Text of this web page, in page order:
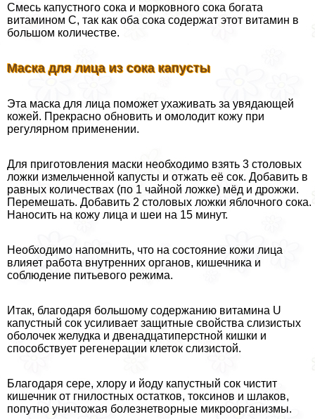
Смесь капустного сока и морковного сока богата
витамином C, так как оба сока содержат этот витамин в
большом количестве.
Маска для лица из сока капусты
Эта маска для лица поможет ухаживать за увядающей
кожей. Прекрасно обновить и омолодит кожу при
регулярном применении.
Для приготовления маски необходимо взять 3 столовых
ложки измельченной капусты и отжать её сок. Добавить в
равных количествах (по 1 чайной ложке) мёд и дрожжи.
Перемешать. Добавить 2 столовых ложки яблочного сока.
Наносить на кожу лица и шеи на 15 минут.
Необходимо напомнить, что на состояние кожи лица
влияет работа внутренних органов, кишечника и
соблюдение питьевого режима.
Итак, благодаря большому содержанию витамина U
капустный сок усиливает защитные свойства слизистых
оболочек желудка и двенадцатиперстной кишки и
способствует регенерации клеток слизистой.
Благодаря сере, хлору и йоду капустный сок чистит
кишечник от гнилостных остатков, токсинов и шлаков,
попутно уничтожая болезнетворные микроорганизмы.